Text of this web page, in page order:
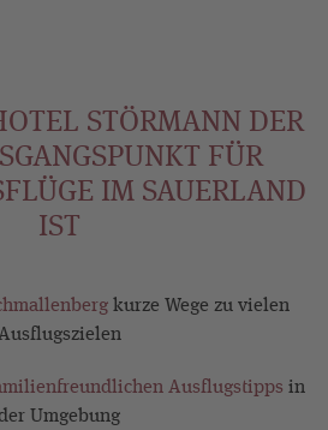
STÖRMANN DER
FÜR
IM SAUERLAND
IST
kurze Wege zu vielen
Ausflugstipps in
Umgebung